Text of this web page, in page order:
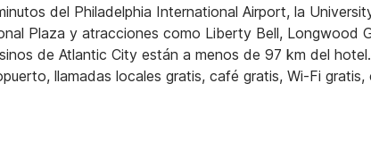
del Philadelphia International Airport, la
Plaza y atracciones como Liberty Bell, Longwood
de Atlantic City están a menos de 97 km del
llamadas locales gratis, café gratis, Wi-Fi